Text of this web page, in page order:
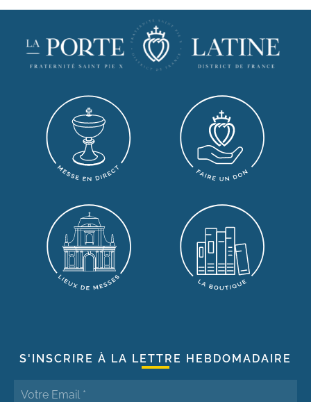
S'INSCRIRE À LA LETTRE HEBDOMADAIRE